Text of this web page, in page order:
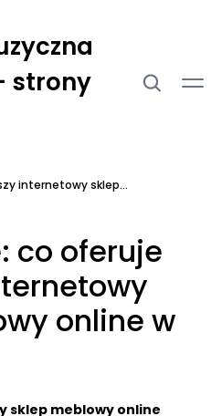
strony
internetowy sklep...
co oferuje
online w
sklep meblowy online